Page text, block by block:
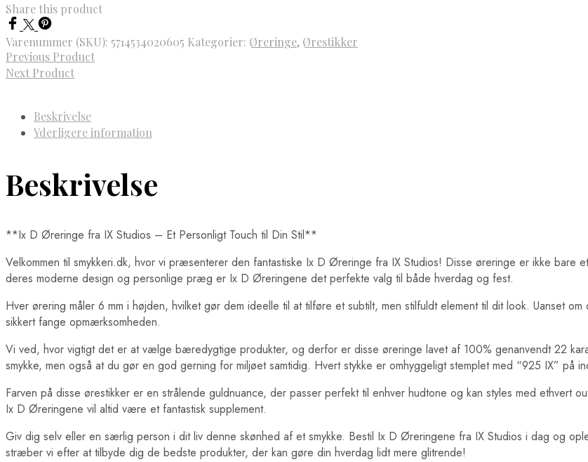
Share this product
Varenummer (SKU): 5714534020605 Kategorier: Øreringe, Ørestikker
Previous Product
Next Product
Beskrivelse
Yderligere information
Beskrivelse
**Ix D Øreringe fra IX Studios – Et Personligt Touch til Din Stil**
Velkommen til smykkeri.dk, hvor vi præsenterer den fantastiske Ix D Øreringe fra IX Studios! Disse øreringe er ikke bare
deres moderne design og personlige præg er Ix D Øreringene det perfekte valg til både hverdag og fest.
Hver ørering måler 6 mm i højden, hvilket gør dem ideelle til at tilføre et subtilt, men stilfuldt element til dit look. Uanset
sikkert fange opmærksomheden.
Vi ved, hvor vigtigt det er at vælge bæredygtige produkter, og derfor er disse øreringe lavet af 100% genanvendt 22
smykke, men også at du gør en god gerning for miljøet samtidig. Hvert stykke er omhyggeligt stemplet med “925 IX” på
Farven på disse ørestikker er en strålende guldnuance, der passer perfekt til enhver hudtone og kan styles med ethvert
Ix D Øreringene vil altid være et fantastisk supplement.
Giv dig selv eller en særlig person i dit liv denne skønhed af et smykke. Bestil Ix D Øreringene fra IX Studios i dag og
stræber vi efter at tilbyde dig de bedste produkter, der kan gøre din hverdag lidt mere glitrende!